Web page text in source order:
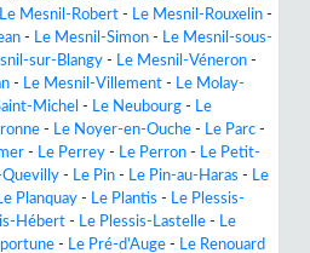
Le Mesnil-Robert - Le Mesnil-Rouxelin -
- Le Mesnil-Simon - Le Mesnil-sous-
sur-Blangy - Le Mesnil-Véneron -
- Le Mesnil-Villement - Le Molay-
Michel - Le Neubourg - Le
- Le Noyer-en-Ouche - Le Parc -
- Le Perrey - Le Perron - Le Petit-
Quevilly - Le Pin - Le Pin-au-Haras - Le
Le Planquay - Le Plantis - Le Plessis-
Hébert - Le Plessis-Lastelle - Le
- Le Pré-d'Auge - Le Renouard